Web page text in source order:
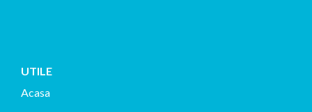
UTILE
Acasa